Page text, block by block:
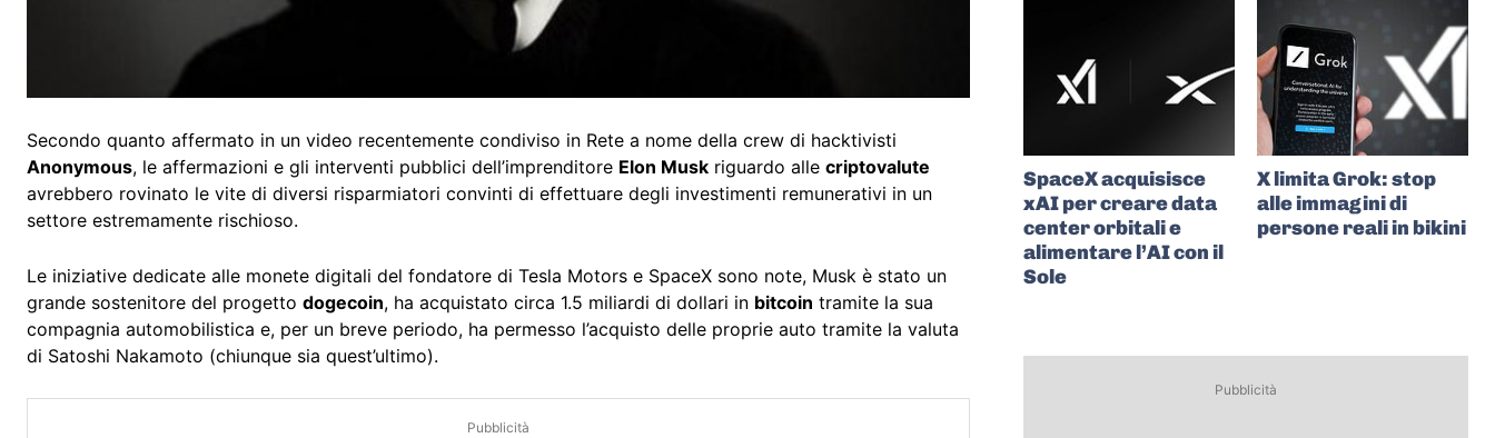
Secondo quanto affermato in un video recentemente condiviso in Rete a nome della crew di hacktivisti
Anonymous, le affermazioni e gli interventi pubblici dell’imprenditore Elon Musk riguardo alle criptovalute
avrebbero rovinato le vite di diversi risparmiatori convinti di effettuare degli investimenti remunerativi in un
settore estremamente rischioso.
Le iniziative dedicate alle monete digitali del fondatore di Tesla Motors e SpaceX sono note, Musk è stato un
grande sostenitore del progetto dogecoin, ha acquistato circa 1.5 miliardi di dollari in bitcoin tramite la sua
compagnia automobilistica e, per un breve periodo, ha permesso l’acquisto delle proprie auto tramite la valuta
di Satoshi Nakamoto (chiunque sia quest’ultimo).
Pubblicità
SpaceX acquisisce
xAI per creare data
center orbitali e
alimentare l’AI con il
Sole
X limita Grok: stop
alle immagini di
persone reali in bikini
Pubblicità